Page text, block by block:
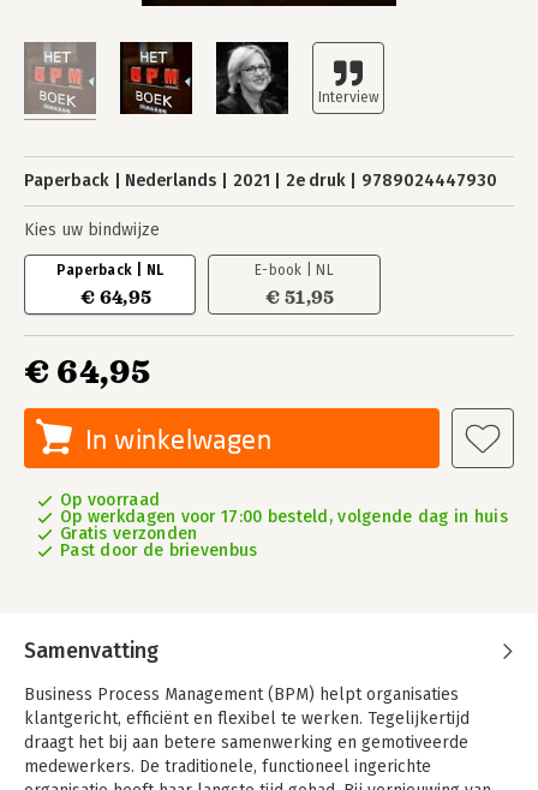
Paperback Nederlands 2021 2e druk 9789024447930
Kies uw bindwijze
Paperback | NL
€ 64,95
E-book | NL
€ 51,95
€ 64,95
In winkelwagen
Op voorraad
Op werkdagen voor 17:00 besteld, volgende dag in huis
Gratis verzonden
Past door de brievenbus
Samenvatting
Business Process Management (BPM) helpt organisaties
klantgericht, efficiënt en flexibel te werken. Tegelijkertijd
draagt het bij aan betere samenwerking en gemotiveerde
medewerkers. De traditionele, functioneel ingerichte